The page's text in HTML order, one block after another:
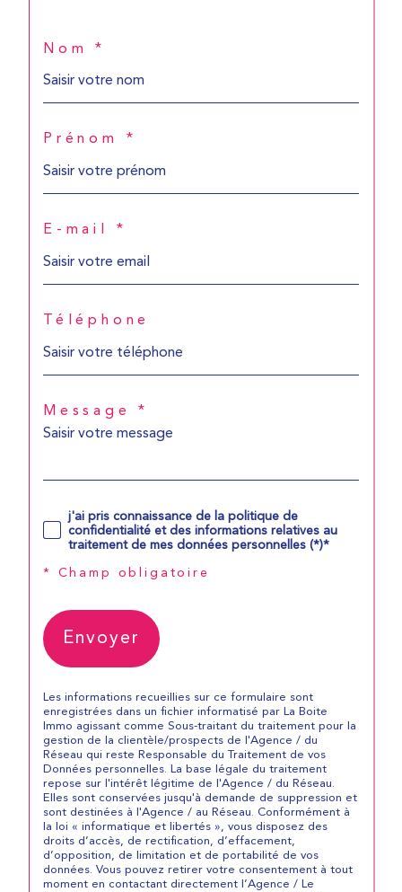
Nom *
Prénom *
E-mail *
Téléphone
Message *
j'ai pris connaissance de la politique de
confidentialité et des informations relatives au
traitement de mes données personnelles (*)*
* Champ obligatoire
Envoyer
Les informations recueillies sur ce formulaire sont
enregistrées dans un fichier informatisé par La Boite
Immo agissant comme Sous-traitant du traitement pour la
gestion de la clientèle/prospects de l'Agence / du
Réseau qui reste Responsable du Traitement de vos
Données personnelles. La base légale du traitement
repose sur l'intérêt légitime de l'Agence / du Réseau.
Elles sont conservées jusqu'à demande de suppression et
sont destinées à l'Agence / au Réseau. Conformément à
la loi « informatique et libertés », vous disposez des
droits d’accès, de rectification, d’effacement,
d’opposition, de limitation et de portabilité de vos
données. Vous pouvez retirer votre consentement à tout
moment en contactant directement l’Agence / Le